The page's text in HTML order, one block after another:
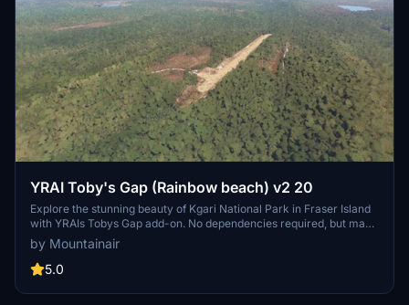
YRAI Toby's Gap (Rainbow beach) v2 20
Explore the stunning beauty of Kgari National Park in Fraser Island
with YRAIs Tobys Gap add-on. No dependencies required, but make
sure you have world updates 1-12 installed. This scenery is free to
download and provides a scenic flying experience for Microsoft
Flight Simulator enthusiasts. Fly into Tobys Gap and immerse
park. Cheers from the developer!
by Mountainair
5.0